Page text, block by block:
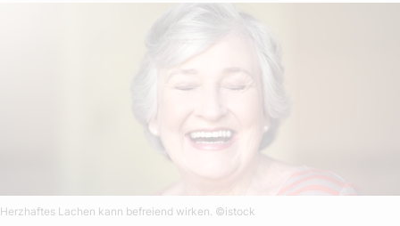
Herzhaftes Lachen kann befreiend wirken. ©istock